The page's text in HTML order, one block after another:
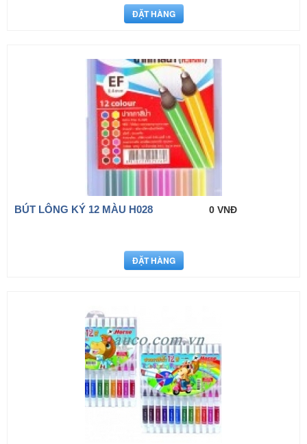
BÚT LÔNG KÝ 12 MÀU H028 0 VNĐ